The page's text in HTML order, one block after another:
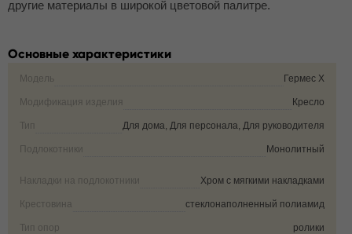
другие материалы в широкой цветовой палитре.
Основные характеристики
Модель Гермес X
Модификация изделия Кресло
Тип Для дома, Для персонала, Для руководителя
Подлокотники Монолитный
Накладки на подлокотники Хром с мягкими накладками
Крестовина стеклонаполненный полиамид
Тип опор ролики